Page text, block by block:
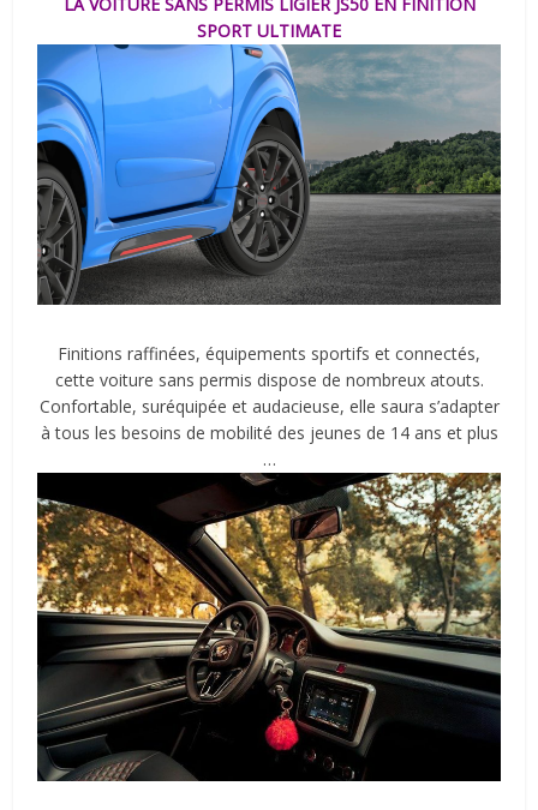
SPORT ULTIMATE
Finitions raffinées, équipements sportifs et connectés,
cette voiture sans permis dispose de nombreux atouts.
Confortable, suréquipée et audacieuse, elle saura s’adapter
à tous les besoins de mobilité des jeunes de 14 ans et plus
…